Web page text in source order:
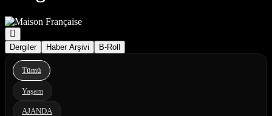
Dergiler Haber Arşivi B-Roll
Tümü
Yaşam
AJANDA